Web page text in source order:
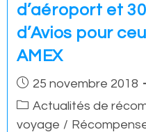
d’aéroport et
d’Avios pour
AMEX
Post25 novembre 2018
PostActualités de
voyage /